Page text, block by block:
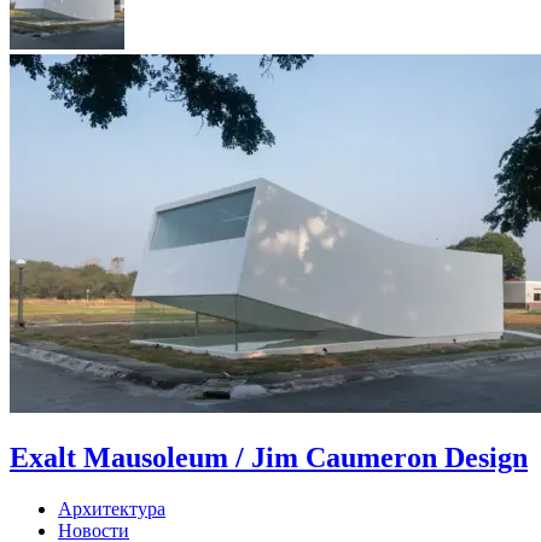
Exalt Mausoleum / Jim Caumeron Design
Архитектура
Новости